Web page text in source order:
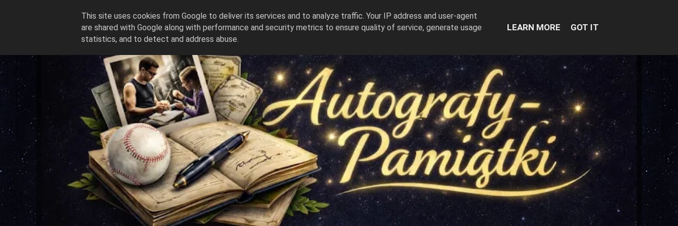
This site uses cookies from Google to deliver its services and to analyze traffic. Your IP address and user-agent
are shared with Google along with performance and security metrics to ensure quality of service, generate usage
statistics, and to detect and address abuse.
LEARN MORE GOT IT